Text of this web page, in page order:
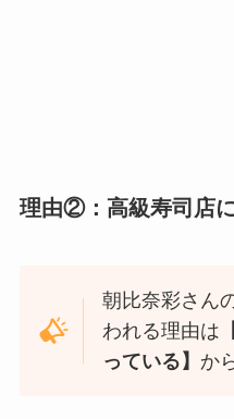
理由②：高級寿司店
朝比奈彩さん
われる理由は
っている】 か